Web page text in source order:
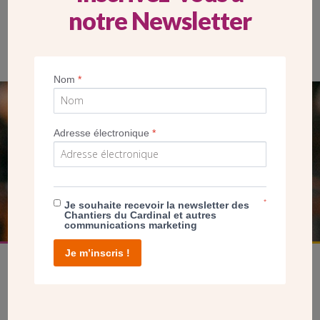
L’intérieur de la charpente de la future église, posée le 21 juillet
SEUL VOTRE DON
NOUS PERMET D’AGIR
FAIRE UN DON
notre Newsletter
Nom*
Adresse électronique*
Je souhaite recevoir la newsletter des
Chantiers du Cardinal et autres
communications marketing
*
Je m’inscris !